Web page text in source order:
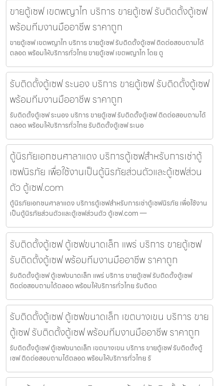
ขายตู้เซฟ เขตพญาไท บริการ ขายตู้เซฟ รับติดตั้งตู้เซฟ
พร้อมทีมงานมืออาชีพ ราคาถูก
ขายตู้เซฟ เขตพญาไท บริการ ขายตู้เซฟ รับติดตั้งตู้เซฟ ติดต่อสอบถามได้
ตลอด พร้อมให้บริการทั่วไทย ขายตู้เซฟ เขตพญาไท โดย ตู
รับติดตั้งตู้เซฟ ระนอง บริการ ขายตู้เซฟ รับติดตั้งตู้เซฟ
พร้อมทีมงานมืออาชีพ ราคาถูก
รับติดตั้งตู้เซฟ ระนอง บริการ ขายตู้เซฟ รับติดตั้งตู้เซฟ ติดต่อสอบถามได้
ตลอด พร้อมให้บริการทั่วไทย รับติดตั้งตู้เซฟ ระนอ
ตู้นิรภัยเอกชนศาลาแดง บริการตู้เซฟสำหรับการเช่าตู้
เซฟนิรภัย เพื่อใช้งานเป็นตู้นิรภัยส่วนตัวและตู้เซฟส่วน
ตัว ตู้เซฟ.com
ตู้นิรภัยเอกชนศาลาแดง บริการตู้เซฟสำหรับการเช่าตู้เซฟนิรภัย เพื่อใช้งาน
เป็นตู้นิรภัยส่วนตัวและตู้เซฟส่วนตัว ตู้เซฟ.com —
รับติดตั้งตู้เซฟ ตู้เซฟขนาดเล็ก แพร่ บริการ ขายตู้เซฟ
รับติดตั้งตู้เซฟ พร้อมทีมงานมืออาชีพ ราคาถูก
รับติดตั้งตู้เซฟ ตู้เซฟขนาดเล็ก แพร่ บริการ ขายตู้เซฟ รับติดตั้งตู้เซฟ
ติดต่อสอบถามได้ตลอด พร้อมให้บริการทั่วไทย รับติดต
รับติดตั้งตู้เซฟ ตู้เซฟขนาดเล็ก เขตบางเขน บริการ ขาย
ตู้เซฟ รับติดตั้งตู้เซฟ พร้อมทีมงานมืออาชีพ ราคาถูก
รับติดตั้งตู้เซฟ ตู้เซฟขนาดเล็ก เขตบางเขน บริการ ขายตู้เซฟ รับติดตั้งตู้
เซฟ ติดต่อสอบถามได้ตลอด พร้อมให้บริการทั่วไทย รั